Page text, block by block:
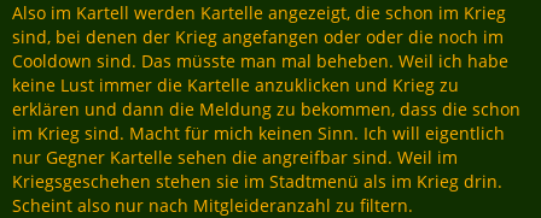
Also im Kartell werden Kartelle angezeigt, die schon im Krieg
sind, bei denen der Krieg angefangen oder oder die noch im
Cooldown sind. Das müsste man mal beheben. Weil ich habe
keine Lust immer die Kartelle anzuklicken und Krieg zu
erklären und dann die Meldung zu bekommen, dass die schon
im Krieg sind. Macht für mich keinen Sinn. Ich will eigentlich
nur Gegner Kartelle sehen die angreifbar sind. Weil im
Kriegsgeschehen stehen sie im Stadtmenü als im Krieg drin.
Scheint also nur nach Mitgleideranzahl zu filtern.